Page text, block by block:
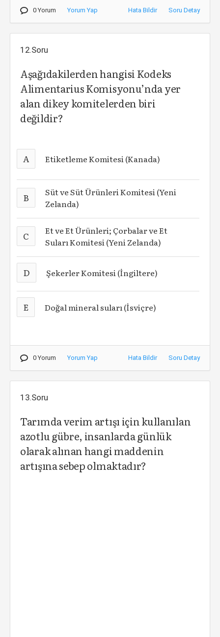
0 Yorum Yorum Yap Hata Bildir Soru Detay
12.Soru
Aşağıdakilerden hangisi Kodeks
Alimentarius Komisyonu’nda yer
alan dikey komitelerden biri
değildir?
A Etiketleme Komitesi (Kanada)
B
Süt ve Süt Ürünleri Komitesi (Yeni
Zelanda)
C
Et ve Et Ürünleri; Çorbalar ve Et
Suları Komitesi (Yeni Zelanda)
D Şekerler Komitesi (İngiltere)
E Doğal mineral suları (İsviçre)
0 Yorum Yorum Yap Hata Bildir Soru Detay
13.Soru
Tarımda verim artışı için kullanılan
azotlu gübre, insanlarda günlük
olarak alınan hangi maddenin
artışına sebep olmaktadır?